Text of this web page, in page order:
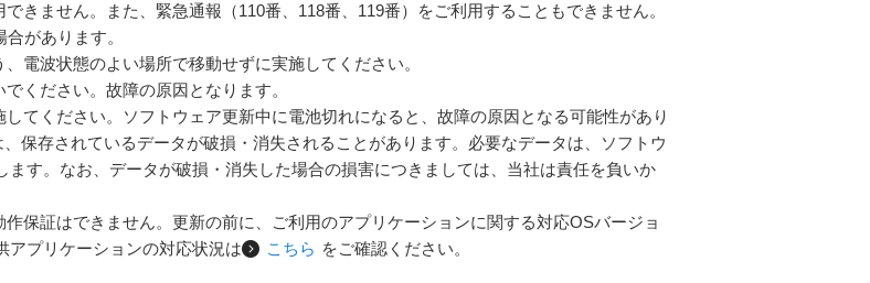
きません。また、緊急通報（110番、118番、119番）をご利用することもできません。
があります。
電波状態のよい場所で移動せずに実施してください。
ください。故障の原因となります。
てください。ソフトウェア更新中に電池切れになると、故障の原因となる可能性があり
保存されているデータが破損・消失されることがあります。必要なデータは、ソフトウ
す。なお、データが破損・消失した場合の損害につきましては、当社は責任を負いか
保証はできません。更新の前に、ご利用のアプリケーションに関する対応OSバージョ
アプリケーションの対応状況は
こちら をご確認ください。